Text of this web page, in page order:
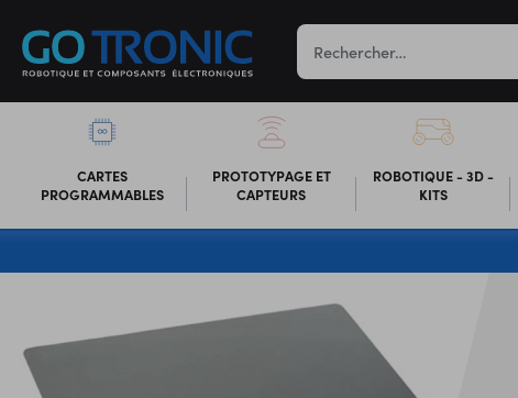
CARTES
PROGRAMMABLES
PROTOTYPAGE ET
CAPTEURS
ROBOTIQUE - 3D -
KITS